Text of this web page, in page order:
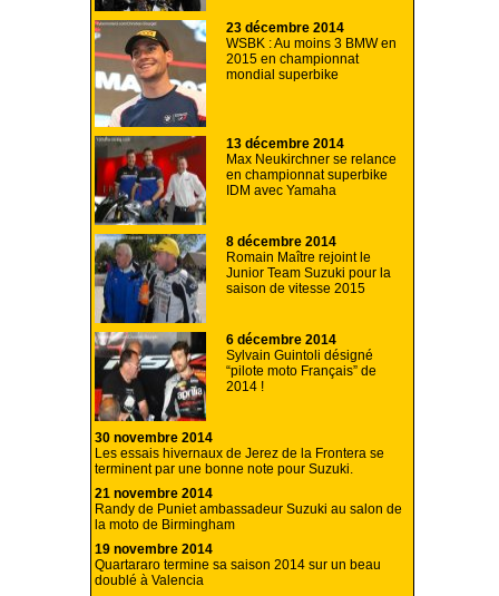
23 décembre 2014
WSBK : Au moins 3 BMW en
2015 en championnat
mondial superbike
13 décembre 2014
Max Neukirchner se relance
en championnat superbike
IDM avec Yamaha
8 décembre 2014
Romain Maître rejoint le
Junior Team Suzuki pour la
saison de vitesse 2015
6 décembre 2014
Sylvain Guintoli désigné
“pilote moto Français” de
2014 !
30 novembre 2014
Les essais hivernaux de Jerez de la Frontera se
terminent par une bonne note pour Suzuki.
21 novembre 2014
Randy de Puniet ambassadeur Suzuki au salon de
la moto de Birmingham
19 novembre 2014
Quartararo termine sa saison 2014 sur un beau
doublé à Valencia